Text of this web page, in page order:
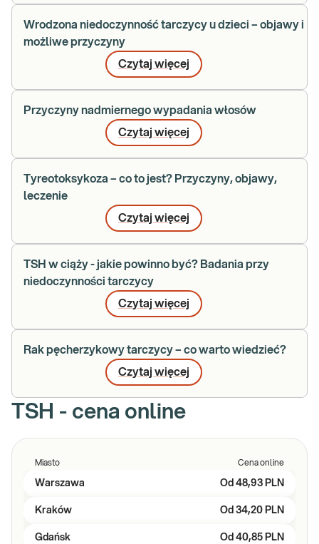
Wrodzona niedoczynność tarczycy u dzieci – objawy i
możliwe przyczyny
Czytaj więcej
Przyczyny nadmiernego wypadania włosów
Czytaj więcej
Tyreotoksykoza – co to jest? Przyczyny, objawy,
leczenie
Czytaj więcej
TSH w ciąży - jakie powinno być? Badania przy
niedoczynności tarczycy
Czytaj więcej
Rak pęcherzykowy tarczycy – co warto wiedzieć?
Czytaj więcej
TSH - cena online
Miasto Cena online
Warszawa Od 48,93 PLN
Kraków Od 34,20 PLN
Gdańsk Od 40,85 PLN